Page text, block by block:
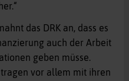
das DRK an, dass es
auch der Arbeit
geben müsse.
tragen vor allem mit ihren